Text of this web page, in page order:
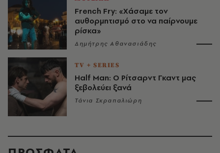
French Fry: «Χάσαμε τον
αυθορμητισμό στο να παίρνουμε
ρίσκα»
Δημήτρης Αθανασιάδης
TV + SERIES
Half Man: Ο Ρίτσαρντ Γκαντ μας
ξεβολεύει ξανά
Τάνια Σκραπαλιώρη